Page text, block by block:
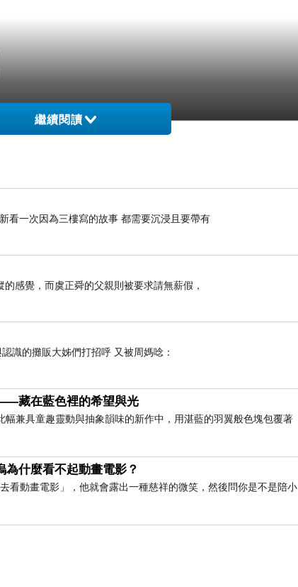
繼續閱讀
看一次因為三樓寫的故事 都需要沉浸且要帶有
感覺，而虞正舜的父親則被要求請無薪假，
識的攤販大姊們打招呼 又被周媽唸：
藏在藍色裡的希望與光
兼具童趣靈動與抽象韻味的新作中，用湛藍的羽翼般色塊包覆著
為什麼看不起動畫電影？
看動畫電影」，他就會露出一種慈祥的微笑，然後問你是不是陪小